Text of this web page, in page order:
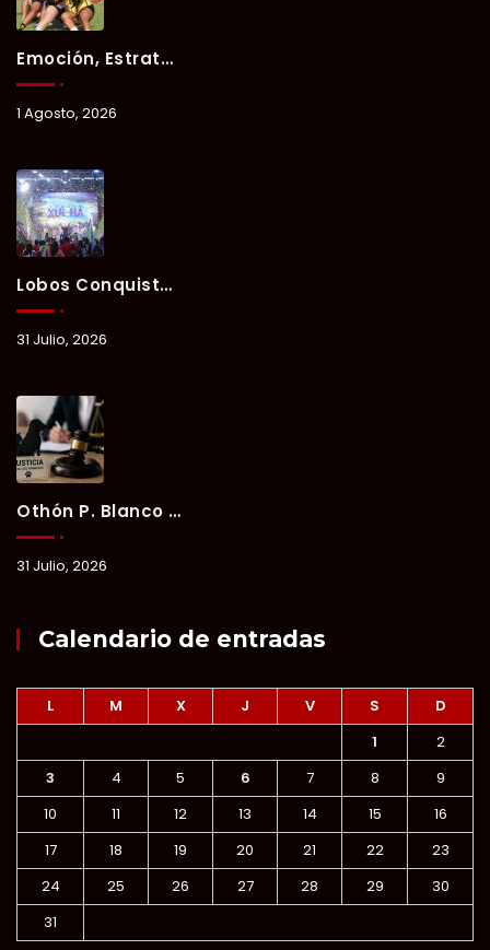
Emoción, Estrategia Y Trabajo En Equipo Marcan El Segundo Día Del Verano Xul-Há 2026.
1 Agosto, 2026
Lobos Conquista La Primera Competencia Del Verano Xul-Há 2026 En Una Noche Llena De Talento Y Energía.
31 Julio, 2026
Othón P. Blanco Refrenda Su Compromiso Contra El Maltrato Animal: Vinculan A Proceso A Presunto Responsable Tras Denuncia Del Ayuntamiento.
31 Julio, 2026
Calendario de entradas
L M X J V S
D
1
2
3
4 5 6 7 8
9
10
11 12 13 14 15
16
17
18 19 20 21 22
23
24
25 26 27 28 29
30
31